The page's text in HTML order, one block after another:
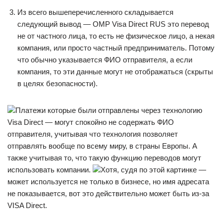
Из всего вышеперечисленного складывается
следующий вывод — OMP Visa Direct RUS это перевод
не от частного лица, то есть не физическое лицо, а некая
компания, или просто частный предприниматель. Потому
что обычно указывается ФИО отправителя, а если
компания, то эти данные могут не отображаться (скрыты
в целях безопасности).
Платежи которые были отправлены через технологию
Visa Direct — могут спокойно не содержать ФИО
отправителя, учитывая что технология позволяет
отправлять вообще по всему миру, в страны Европы. А
также учитывая то, что такую функцию переводов могут
использовать компании.
Хотя, судя по этой картинке —
может используется не только в бизнесе, но имя адресата
не показывается, вот это действительно может быть из-за
VISA Direct.